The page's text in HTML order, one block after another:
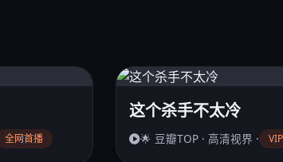
全网首播
这个杀手不太冷
🌟 豆瓣TOP · 高清视界 ·